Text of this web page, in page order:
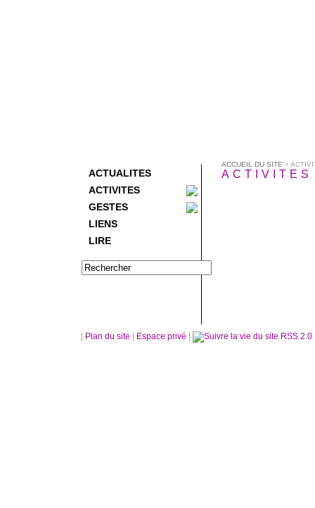
ACTUALITES
ACTIVITES
GESTES
LIENS
LIRE
ACCUEIL DU SITE >
ACTIVITES
Plan du site Espace privé RSS 2.0